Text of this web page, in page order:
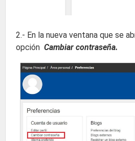
2.- En la nueva ventana que se
opción Cambiar contraseña.